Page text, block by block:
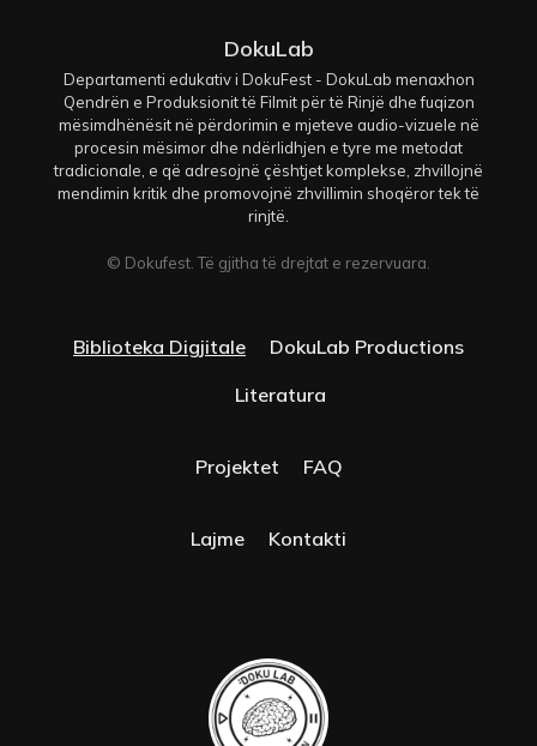
DokuLab
Departamenti edukativ i DokuFest - DokuLab menaxhon
Qendrën e Produksionit të Filmit për të Rinjë dhe fuqizon
mësimdhënësit në përdorimin e mjeteve audio-vizuele në
procesin mësimor dhe ndërlidhjen e tyre me metodat
tradicionale, e që adresojnë çështjet komplekse, zhvillojnë
mendimin kritik dhe promovojnë zhvillimin shoqëror tek të
rinjtë.
© Dokufest. Të gjitha të drejtat e rezervuara.
Biblioteka Digjitale
DokuLab Productions
Literatura
Projektet FAQ
Lajme Kontakti